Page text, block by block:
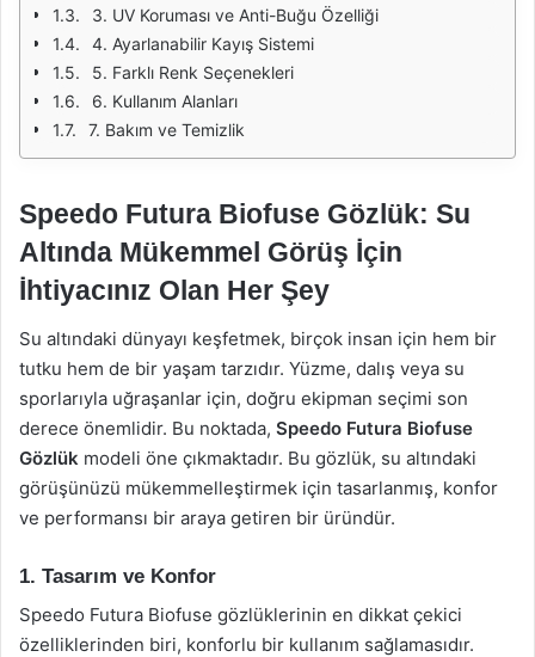
3. UV Koruması ve Anti-Buğu Özelliği
4. Ayarlanabilir Kayış Sistemi
5. Farklı Renk Seçenekleri
6. Kullanım Alanları
7. Bakım ve Temizlik
Speedo Futura Biofuse Gözlük: Su
Altında Mükemmel Görüş İçin
İhtiyacınız Olan Her Şey
Su altındaki dünyayı keşfetmek, birçok insan için hem bir
tutku hem de bir yaşam tarzıdır. Yüzme, dalış veya su
sporlarıyla uğraşanlar için, doğru ekipman seçimi son
derece önemlidir. Bu noktada, Speedo Futura Biofuse
Gözlük modeli öne çıkmaktadır. Bu gözlük, su altındaki
görüşünüzü mükemmelleştirmek için tasarlanmış, konfor
ve performansı bir araya getiren bir üründür.
1. Tasarım ve Konfor
Speedo Futura Biofuse gözlüklerinin en dikkat çekici
özelliklerinden biri, konforlu bir kullanım sağlamasıdır.